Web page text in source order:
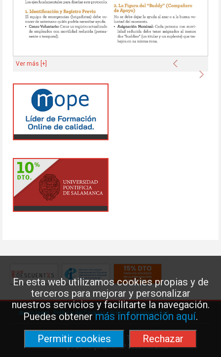
En esta web utilizamos cookies propias y de
terceros para mejorar y personalizar
nuestros servicios y facilitarte la navegación.
Puedes obtenermás información aquí.
Permitir cookies
Rechazar
Anterior
Ver más [+]
Aviso legal Política de Cookies· Política de privacidad
Federación de Enseñanza de USO · Teléfono: 91 577 41 13 ·
Príncipe de Vergara, 13 · 7º 28001 MADRID